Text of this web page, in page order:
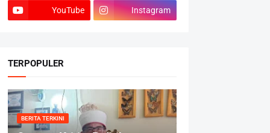
YouTube Instagram
TERPOPULER
BERITA TERKINI